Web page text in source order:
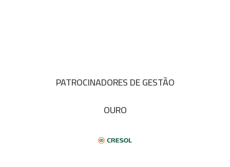
PATROCINADORES DE GESTÃO
OURO